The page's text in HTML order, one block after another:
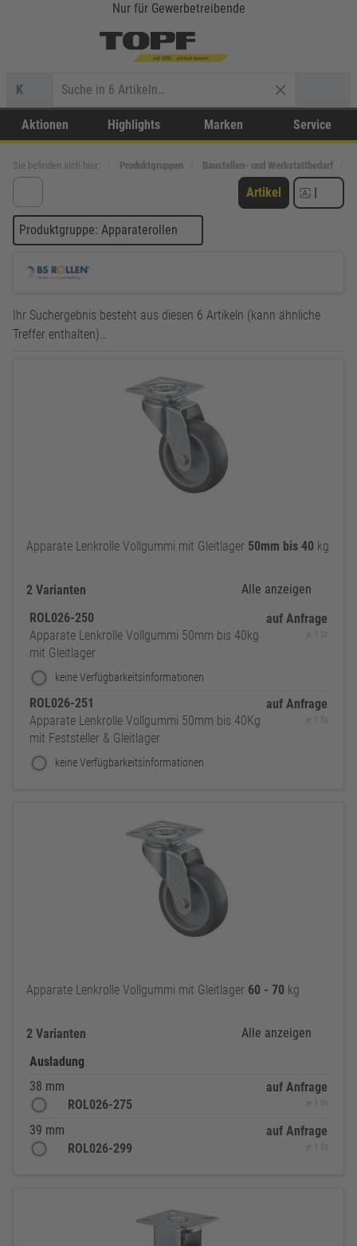
Nur für Gewerbetreibende
K
Aktionen Highlights Marken Service
Sie befinden sich hier: Produktgruppen Baustellen- und Werkstattbedarf
Artikel |
Produktgruppe: Apparaterollen
Ihr Suchergebnis besteht aus diesen 6 Artikeln (kann ähnliche
Treffer enthalten)…
Apparate Lenkrolle Vollgummi mit Gleitlager 50mm bis 40 kg
2 Varianten
Alle anzeigen
ROL026-250
Apparate Lenkrolle Vollgummi 50mm bis 40kg
mit Gleitlager
keine Verfügbarkeitsinformationen
auf Anfrage
je 1 St
ROL026-251
Apparate Lenkrolle Vollgummi 50mm bis 40Kg
mit Feststeller & Gleitlager
keine Verfügbarkeitsinformationen
auf Anfrage
je 1 St
Apparate Lenkrolle Vollgummi mit Gleitlager 60 - 70 kg
2 Varianten
Alle anzeigen
Ausladung
38 mm
ROL026-275
auf Anfrage
je 1 St
39 mm
ROL026-299
auf Anfrage
je 1 St